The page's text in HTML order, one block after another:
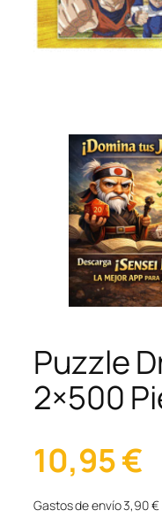
Puzzle
2×500
10,95€
Gastos de envío 3,90